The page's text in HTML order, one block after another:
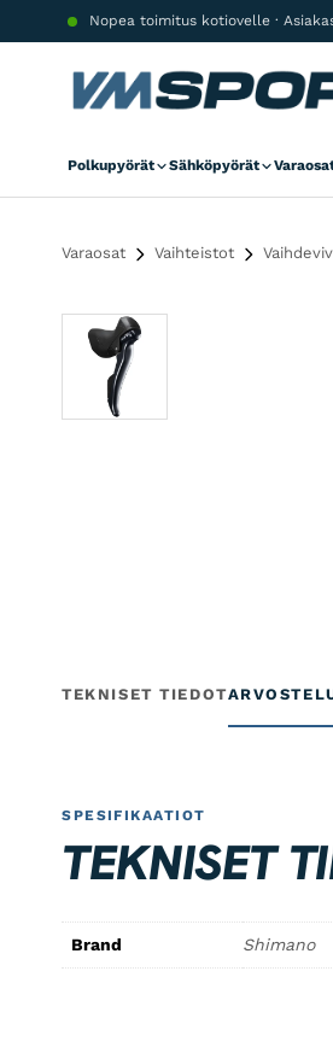
Siirry sisältöönNopea toimitus kotiovelle ·
Polkupyörät Sähköpyörät
Varaosat Vaihteistot
TEKNISET TIEDOT
SPESIFIKAATIOT
TEKNISET
Brand Shimano